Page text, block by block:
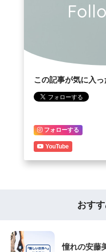
この記事が気に入
フォローする
YouTube
おす
憧れの安藤